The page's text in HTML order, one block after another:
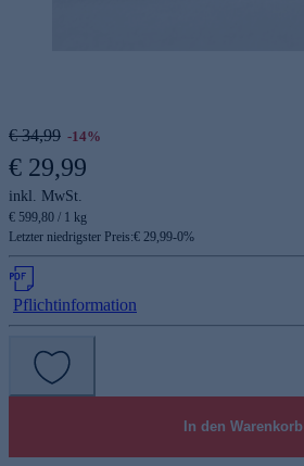
€ 34,99 -14%
€ 29,99
inkl. MwSt.
€ 599,80 / 1 kg
Letzter niedrigster Preis:€ 29,99-0%
Pflichtinformation
In den Warenkorb